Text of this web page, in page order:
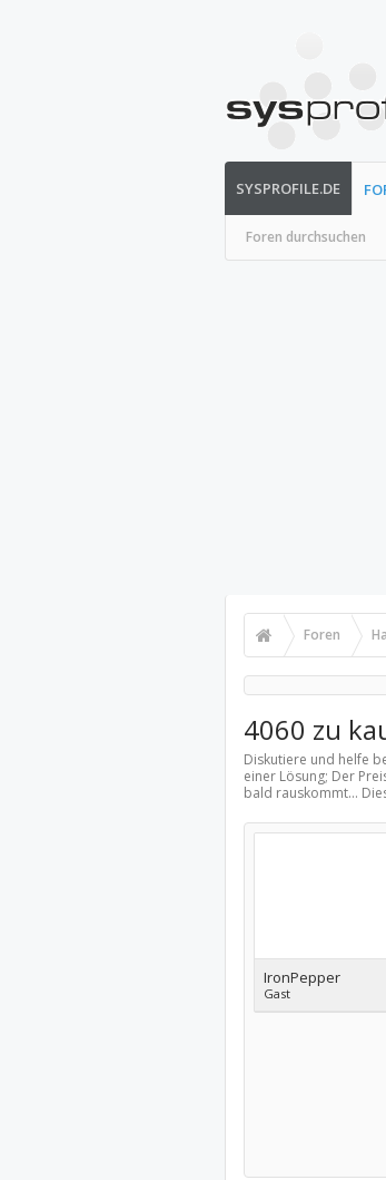
SYSPROFILE.DE
Foren durchsuchen
Foren
4060 zu
Diskutiere und helfe
einer Lösung; Der
bald rauskommt...
IronPepper
Gast